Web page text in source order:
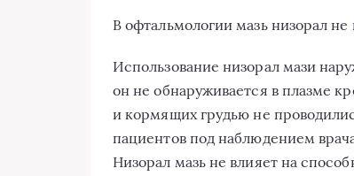
В офтальмологии мазь низорал не
Использование низорал мази
он не обнаруживается в плазме
и кормящих грудью не
пациентов под наблюдением
Низорал мазь не влияет на